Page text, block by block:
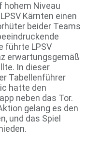
hohem Niveau
Kärnten einen
beider Teams
führte LPSV
erwartungsgemäß
In dieser
Tabellenführer
hatte den
neben das Tor.
gelang es den
und das Spiel